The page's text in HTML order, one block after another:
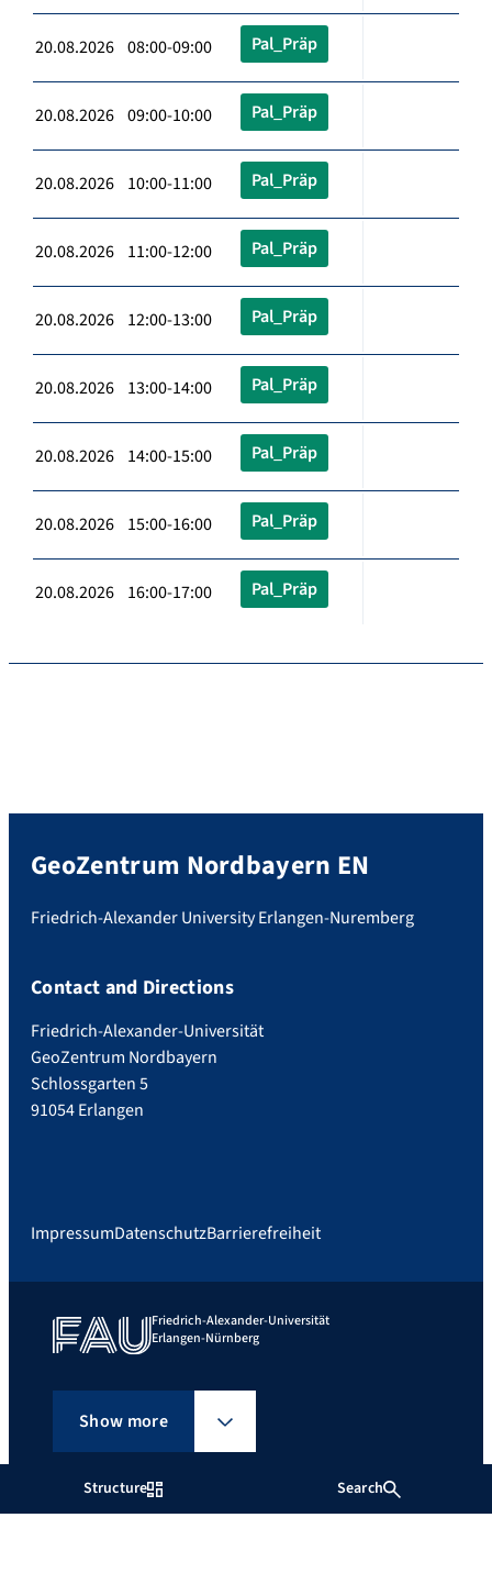
Structure Search
20.08.2026 08:00-09:00 Pal_Präp
20.08.2026 09:00-10:00 Pal_Präp
20.08.2026 10:00-11:00 Pal_Präp
20.08.2026 11:00-12:00 Pal_Präp
20.08.2026 12:00-13:00 Pal_Präp
20.08.2026 13:00-14:00 Pal_Präp
20.08.2026 14:00-15:00 Pal_Präp
20.08.2026 15:00-16:00 Pal_Präp
20.08.2026 16:00-17:00 Pal_Präp
GeoZentrum Nordbayern EN
Friedrich-Alexander University Erlangen-Nuremberg
Contact and Directions
Friedrich-Alexander-Universität
GeoZentrum Nordbayern
Schlossgarten 5
91054 Erlangen
ImpressumDatenschutzBarrierefreiheit
Friedrich-Alexander-Universität
Erlangen-Nürnberg
Show more